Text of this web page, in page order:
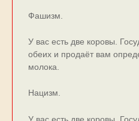
Фашизм.
У вас есть две коровы.
обеих и продаёт вам
молока.
Нацизм.